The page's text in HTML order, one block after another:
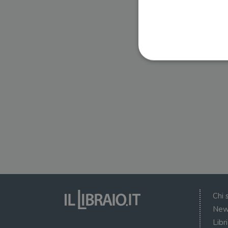
Chi
I cookie strettamente
wordpress_sec_[hash]
CookieScriptConsent